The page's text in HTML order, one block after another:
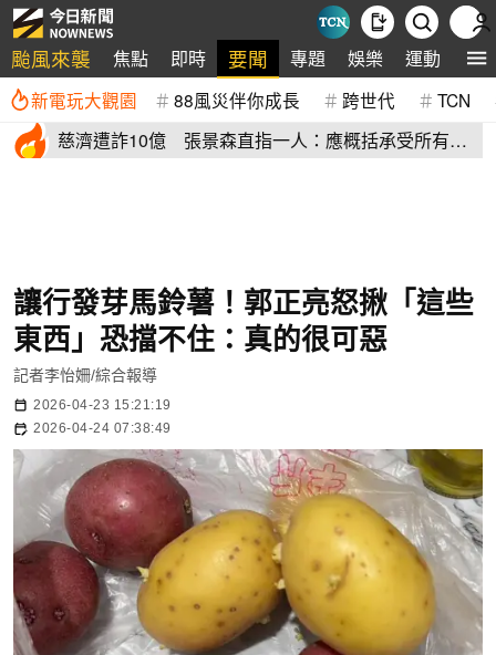
颱風來襲 焦點 即時 要聞 專題 娛樂 運動 全
新電玩大觀園 88風災伴你成長 跨世代 TCN
慈濟遭詐10億 張景森直指一人：應概括承受所有責
讓行發芽馬鈴薯！郭正亮怒揪「這些
東西」恐擋不住：真的很可惡
記者李怡姍/綜合報導
2026-04-23 15:21:19
2026-04-24 07:38:49